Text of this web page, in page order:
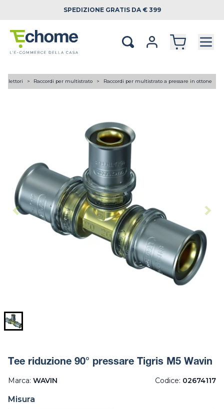
SPEDIZIONE GRATIS DA € 399
collettori Raccordi per multistrato Raccordi per multistrato a pressare in ottone
Tee riduzione 90° pressare Tigris M5 Wavin
Marca: WAVIN Codice: 02674117
Misura